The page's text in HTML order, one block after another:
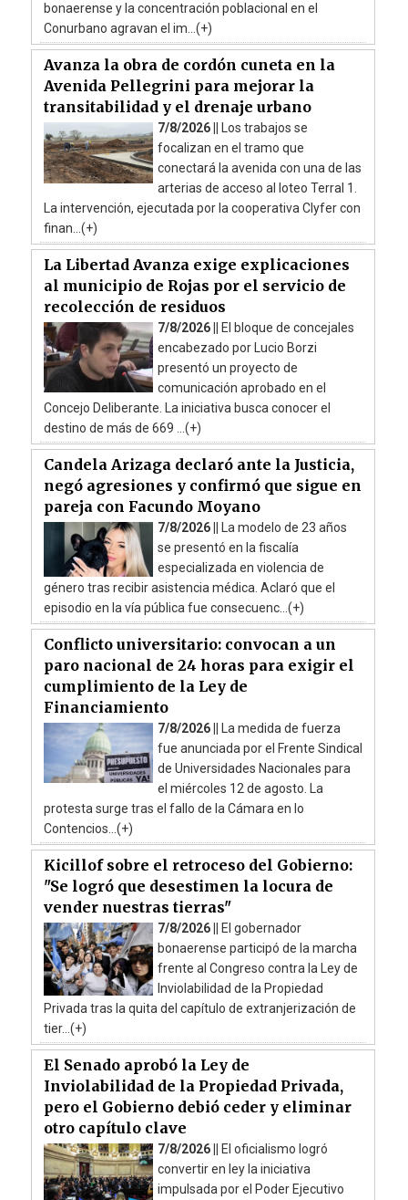
bonaerense y la concentración poblacional en el
Conurbano agravan el im...(+)
Avanza la obra de cordón cuneta en la
Avenida Pellegrini para mejorar la
transitabilidad y el drenaje urbano
7/8/2026 || Los trabajos se
focalizan en el tramo que
conectará la avenida con una de las
arterias de acceso al loteo Terral 1.
La intervención, ejecutada por la cooperativa Clyfer con
finan...(+)
La Libertad Avanza exige explicaciones
al municipio de Rojas por el servicio de
recolección de residuos
7/8/2026 || El bloque de concejales
encabezado por Lucio Borzi
presentó un proyecto de
comunicación aprobado en el
Concejo Deliberante. La iniciativa busca conocer el
destino de más de 669 ...(+)
Candela Arizaga declaró ante la Justicia,
negó agresiones y confirmó que sigue en
pareja con Facundo Moyano
7/8/2026 || La modelo de 23 años
se presentó en la fiscalía
especializada en violencia de
género tras recibir asistencia médica. Aclaró que el
episodio en la vía pública fue consecuenc...(+)
Conflicto universitario: convocan a un
paro nacional de 24 horas para exigir el
cumplimiento de la Ley de
Financiamiento
7/8/2026 || La medida de fuerza
fue anunciada por el Frente Sindical
de Universidades Nacionales para
el miércoles 12 de agosto. La
protesta surge tras el fallo de la Cámara en lo
Contencios...(+)
Kicillof sobre el retroceso del Gobierno:
"Se logró que desestimen la locura de
vender nuestras tierras"
7/8/2026 || El gobernador
bonaerense participó de la marcha
frente al Congreso contra la Ley de
Inviolabilidad de la Propiedad
Privada tras la quita del capítulo de extranjerización de
tier...(+)
El Senado aprobó la Ley de
Inviolabilidad de la Propiedad Privada,
pero el Gobierno debió ceder y eliminar
otro capítulo clave
7/8/2026 || El oficialismo logró
convertir en ley la iniciativa
impulsada por el Poder Ejecutivo